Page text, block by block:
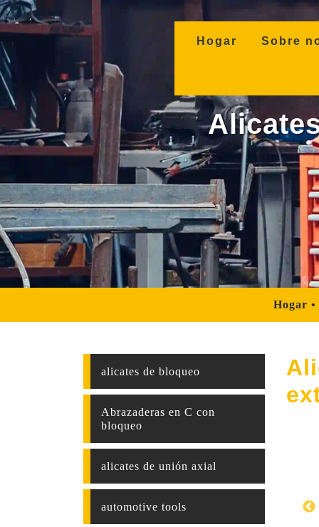
Hogar (current)
Sobre
Hogar
alicates de bloqueo
Abrazaderas en C con
bloqueo
alicates de unión axial
automotive tools